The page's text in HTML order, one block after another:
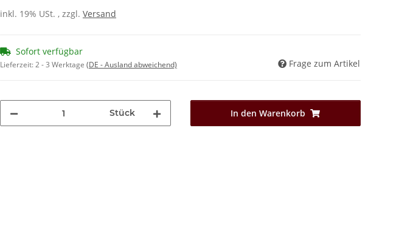
inkl. 19% USt. , zzgl. Versand
Sofort verfügbar
Lieferzeit:2 - 3 Werktage (DE - Ausland abweichend) Frage zum Artikel
Stück In den Warenkorb